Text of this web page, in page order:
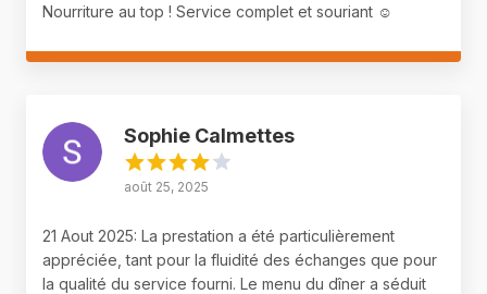
Nourriture au top ! Service complet et souriant ☺️
Sophie Calmettes
août 25, 2025
21 Aout 2025: La prestation a été particulièrement
appréciée, tant pour la fluidité des échanges que pour
la qualité du service fourni. Le menu du dîner a séduit